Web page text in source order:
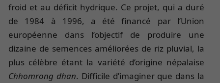
froid et au déficit hydrique. Ce projet, qui a duré
de 1984 à 1996, a été financé par l’Union
européenne dans l’objectif de produire une
dizaine de semences améliorées de riz pluvial, la
plus célèbre étant la variété d’origine népalaise
Chhomrong dhan. Difficile d’imaginer que dans la